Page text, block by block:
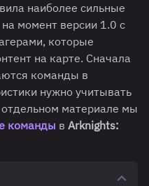
наиболее сильные
момент версии 1.0 с
которые
на карте. Сначала
команды в
нужно учитывать
материале мы
команды в Arknights: